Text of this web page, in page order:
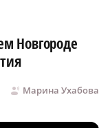
Новгороде
Марина Ухабова